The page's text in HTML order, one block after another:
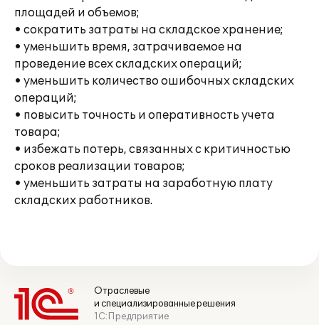
площадей и объемов;
• сократить затраты на складское хранение;
• уменьшить время, затрачиваемое на
проведение всех складских операций;
• уменьшить количество ошибочных складских
операций;
• повысить точность и оперативность учета
товара;
• избежать потерь, связанных с критичностью
сроков реализации товаров;
• уменьшить затраты на заработную плату
складских работников.
Отраслевые
и специализированные решения
1С:Предприятие